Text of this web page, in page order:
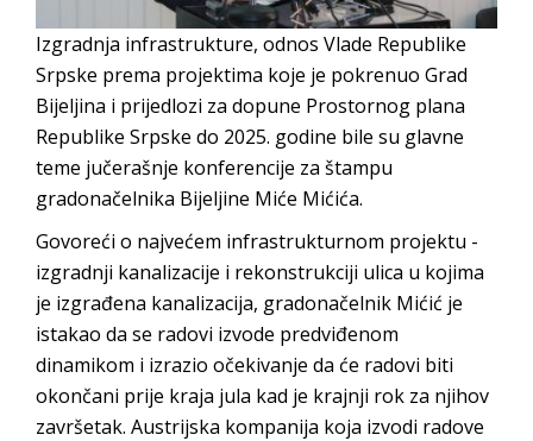
Izgradnja infrastrukture, odnos Vlade Republike
Srpske prema projektima koje je pokrenuo Grad
Bijeljina i prijedlozi za dopune Prostornog plana
Republike Srpske do 2025. godine bile su glavne
teme jučerašnje konferencije za štampu
gradonačelnika Bijeljine Miće Mićića.
Govoreći o najvećem infrastrukturnom projektu -
izgradnji kanalizacije i rekonstrukciji ulica u kojima
je izgrađena kanalizacija, gradonačelnik Mićić je
istakao da se radovi izvode predviđenom
dinamikom i izrazio očekivanje da će radovi biti
okončani prije kraja jula kad je krajnji rok za njihov
završetak. Austrijska kompanija koja izvodi radove